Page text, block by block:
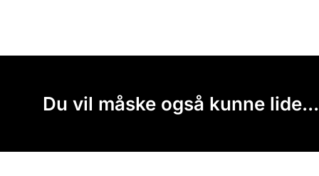
Du vil måske også kunne lide...